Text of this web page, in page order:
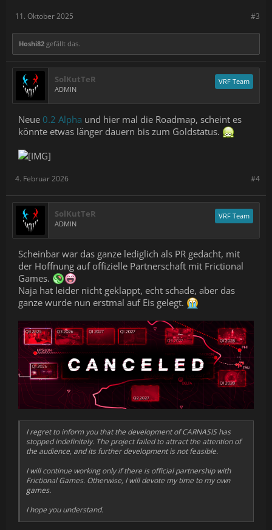
64GB Ram DDR5
-------------------------------------------------------------------------------
Wenn ihr spenden möchtet:
Paypal:
https://paypal.me/hoshi82
Es gibt jetzt auch Merch. Hier geht es zu meinem Spreadshirt
-------------------------------------------------------------------------------
VR Gemeinschafts Discord
https://discord.gg/zockstube
-------------------------------------------------------------------------------
Meine Sozialen Platformen:
► Twitter:https://twitter.com/Hoshi1982
► VR Legion Hompage:
#3
11. Oktober 2025
Hoshi82 gefällt das.
SolKutTeR
ADMIN
VRF Team
Neue 0.2 Alpha und hier mal die Roadmap, scheint es
könnte etwas länger dauern bis zum Goldstatus.
#4
4. Februar 2026
SolKutTeR
ADMIN
VRF Team
Scheinbar war das ganze lediglich als PR gedacht, mit
der Hoffnung auf offizielle Partnerschaft mit Frictional
Games.
Naja hat leider nicht geklappt, echt schade, aber das
ganze wurde nun erstmal auf Eis gelegt.
I regret to inform you that the development of CARNASIS has
stopped indefinitely. The project failed to attract the attention of
the audience, and its further development is not feasible.
I will continue working only if there is official partnership with
Frictional Games. Otherwise, I will devote my time to my own
games.
I hope you understand.